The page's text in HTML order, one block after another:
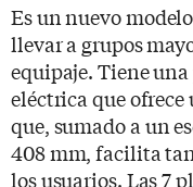
Es un nuevo
llevar a grupos
equipaje. Tiene
eléctrica que
que, sumado a un
408 mm, facilita
los usuarios. Las 7